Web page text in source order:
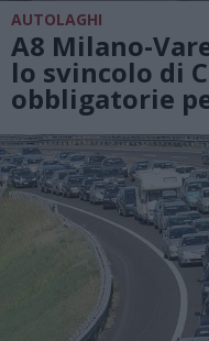
AUTOLAGHI
A8 Milano-
lo svincolo di
obbligatorie